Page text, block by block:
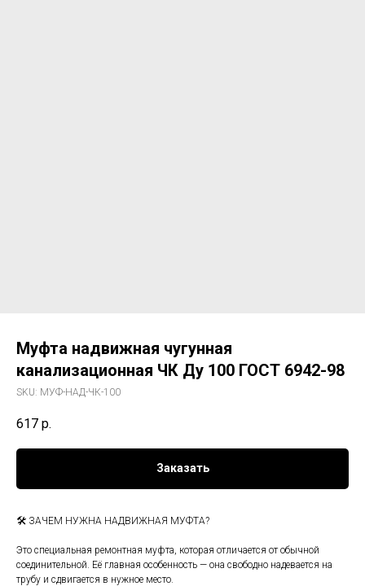
Муфта надвижная чугунная
канализационная ЧК Ду 100 ГОСТ 6942-98
SKU: МУФ-НАД-ЧК-100
617 р.
Заказать
🛠️ ЗАЧЕМ НУЖНА НАДВИЖНАЯ МУФТА?
Это специальная ремонтная муфта, которая отличается от обычной
соединительной. Её главная особенность — она свободно надевается на
трубу и сдвигается в нужное место.